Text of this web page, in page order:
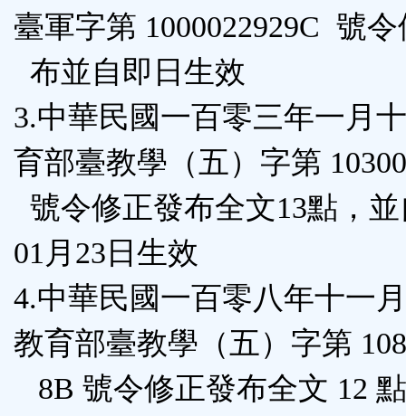
臺軍字第 1000022929C 號
布並自即日生效
3.中華民國一百零三年一月
育部臺教學（五）字第
號令修正發布全文13點，並
01月23日生效
4.中華民國一百零八年十一
教育部臺教學（五）字第
8B 號令修正發布全文 12